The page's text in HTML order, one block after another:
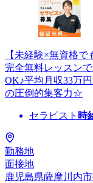
【未経験×無資格
完全無料レッスン
OK♪平均月収33万
の圧倒的集客力☆
セラピスト 時
勤務地
面接地
鹿児島県薩摩川内